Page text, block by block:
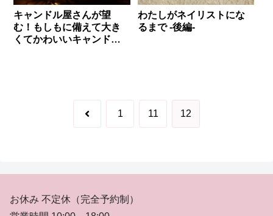
キャンドル屋さんが望
む！もしもに備えて大き
くてかわいいキャンドル
わたしがネイリストにな
るまで -後編-
前 1 11 12
お休み 不定休（完全予約制）